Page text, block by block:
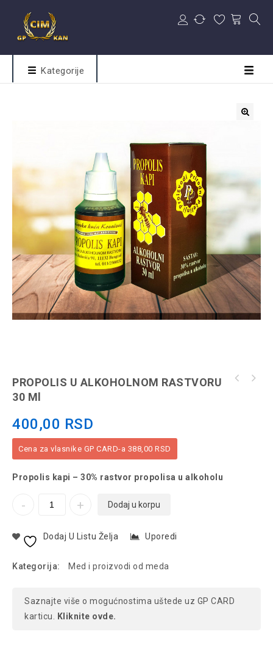
Kategorije
PROPOLIS U ALKOHOLNOM RASTVORU
30 Ml
400,00 RSD
Cena za vlasnike GP CARD-a 388,00 RSD
Propolis kapi – 30% rastvor propolisa u alkoholu
Dodaj u korpu
Dodaj U Listu Želja Uporedi
Kategorija: Med i proizvodi od meda
Saznajte više o mogućnostima uštede uz GP CARD
karticu. Kliknite ovde.